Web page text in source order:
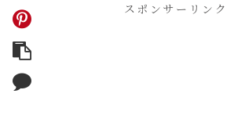
スポンサーリンク